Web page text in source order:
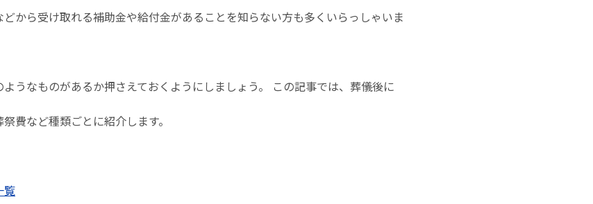
から受け取れる補助金や給付金があることを知らない方も多くいらっしゃいま
うなものがあるか押さえておくようにしましょう。 この記事では、葬儀後に
費など種類ごとに紹介します。
覧